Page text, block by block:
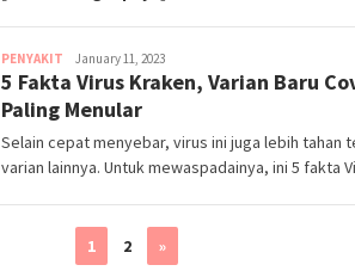
PENYAKIT Ika
Winata
January 11, 2023
5 Fakta Virus Kraken, Varian Baru
Paling Menular
Selain cepat menyebar, virus ini juga lebih tahan
varian lainnya. Untuk mewaspadainya, ini 5 fakta
1 2 »